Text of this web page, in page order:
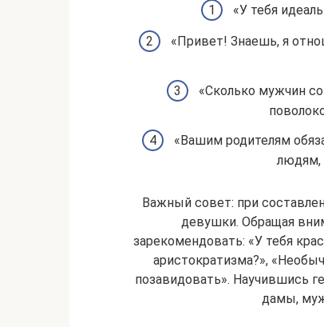
«У тебя
«Привет! Знаешь, я
«Сколько мужчин
«Вашим родителям
людям,
Важный совет: при
девушки. Обращая
зарекомендовать: «У тебя
аристократизма?»,
позавидовать». Научившись
дамы,